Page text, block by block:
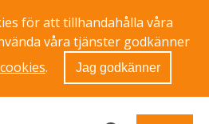
för att tillhandahålla våra
våra tjänster godkänner
. Jag godkänner